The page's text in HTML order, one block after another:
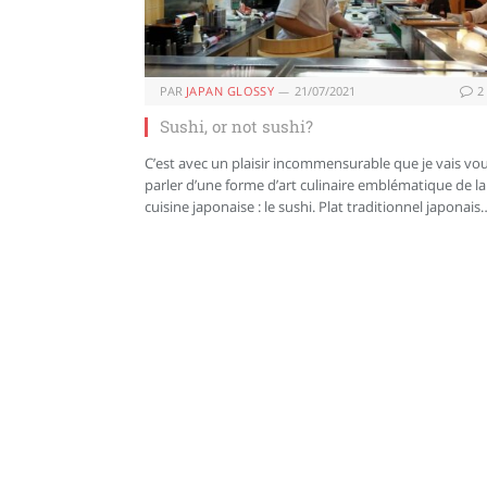
PAR JAPAN GLOSSY 21/07/2021 2
Sushi, or not sushi?
C’est avec un plaisir incommensurable que je vais
parler d’une forme d’art culinaire emblématique de la
cuisine japonaise : le sushi. Plat traditionnel